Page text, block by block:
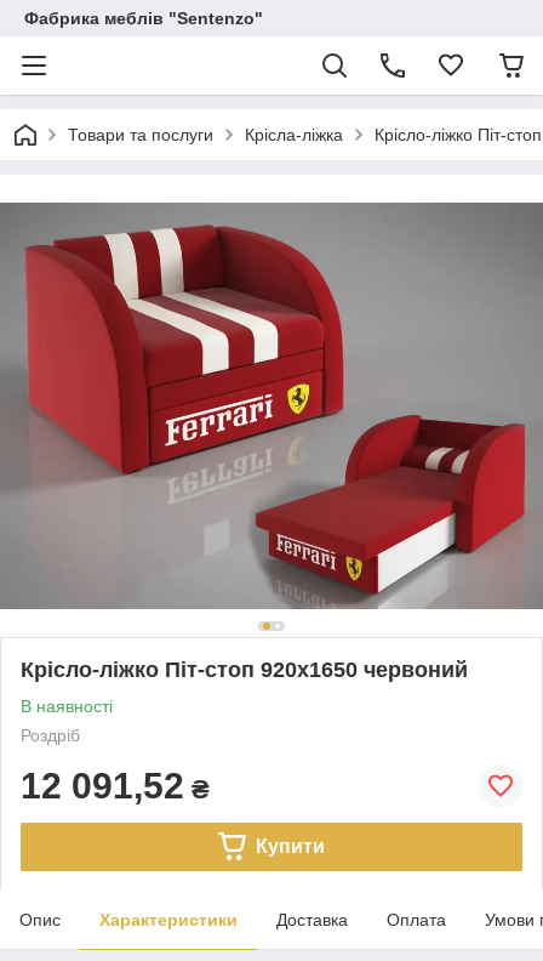
Фабрика меблів "Sentenzo"
Товари та послуги Крісла-ліжка Крісло-ліжко Піт-
Крісло-ліжко Піт-стоп 920х1650 червоний
В наявності
Роздріб
12 091,52 ₴
Купити
Опис Характеристики Доставка Оплата Умови